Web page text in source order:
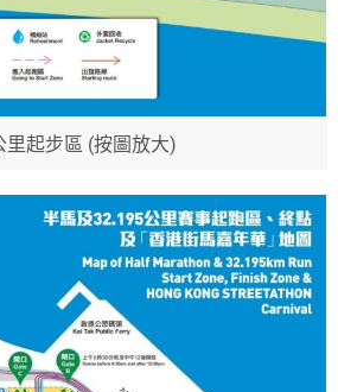
里起步區 (按圖放大)